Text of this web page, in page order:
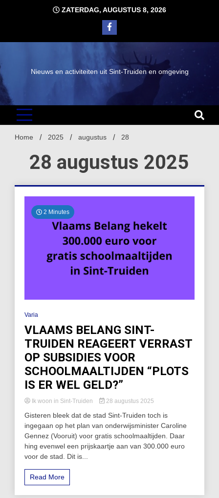
ZATERDAG, AUGUSTUS 8, 2026
Nieuws en activiteiten uit Sint-Truiden en omgeving
Home 2025 augustus 28
28 augustus 2025
2 Minutes
Varia
VLAAMS BELANG SINT-
TRUIDEN REAGEERT VERRAST
OP SUBSIDIES VOOR
SCHOOLMAALTIJDEN “PLOTS
IS ER WEL GELD?”
Ik woon in Sint-Truiden 28 augustus 2025
Gisteren bleek dat de stad Sint-Truiden toch is
ingegaan op het plan van onderwijsminister Caroline
Gennez (Vooruit) voor gratis schoolmaaltijden. Daar
hing evenwel een prijskaartje aan van 300.000 euro
voor de stad. Dit is...
Read More